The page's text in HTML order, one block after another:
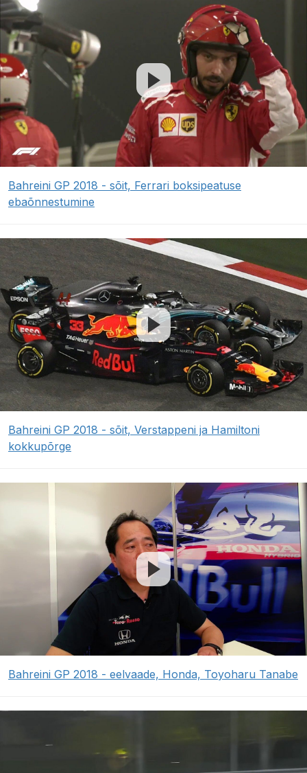
Bahreini GP 2018 - sõit, Ferrari boksipeatuse
ebaõnnestumine
Bahreini GP 2018 - sõit, Verstappeni ja Hamiltoni
kokkupõrge
Bahreini GP 2018 - eelvaade, Honda, Toyoharu Tanabe